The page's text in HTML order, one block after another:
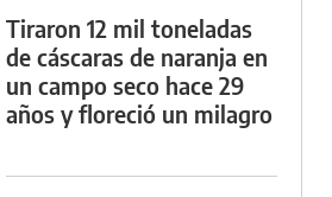
Tiraron 12 mil toneladas
de cáscaras de naranja en
un campo seco hace 29
años y floreció un milagro